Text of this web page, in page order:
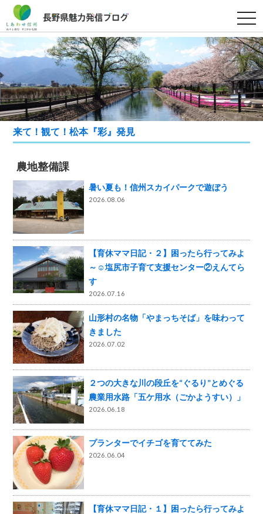
t
o
g
g
l
e
n
a
v
i
g
a
t
来て！観て！松本『彩』発見
農地整備課
暑い夏も！信州スカイパークで遊ぼう
2026.08.06
【育休ママ日記・２】困ったら行ってみよ
～☺️塩尻市子育て支援センター②えんてら
す
2026.07.16
山形村の名物「やまっちそば」を味わって
きました
2026.07.02
２つの大きな川の段丘を“ぐるり”とめぐる
農業用水路「五ケ用水（ごかようすい）」
2026.06.18
プランターでイチゴを育ててみた
2026.06.04
【育休ママ日記・１】困ったら行ってみよ